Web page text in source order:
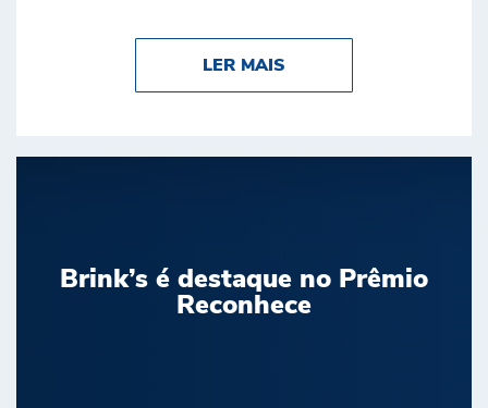
LER MAIS
Brink’s é destaque no Prêmio
Reconhece